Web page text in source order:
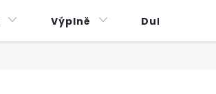
Výplně Duhová